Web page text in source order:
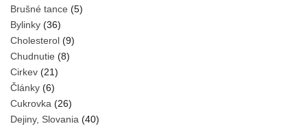
Brušné tance (5)
Bylinky (36)
Cholesterol (9)
Chudnutie (8)
Cirkev (21)
Články (6)
Cukrovka (26)
Dejiny, Slovania (40)